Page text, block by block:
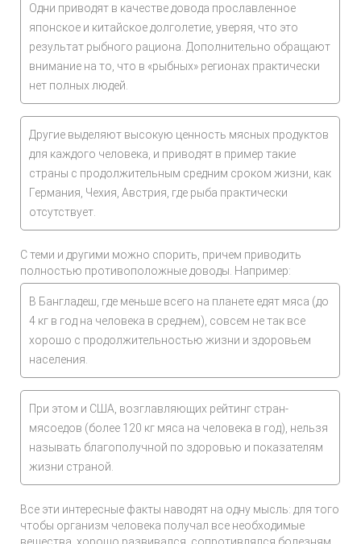
Одни приводят в качестве довода прославленное
японское и китайское долголетие, уверяя, что это
результат рыбного рациона. Дополнительно обращают
внимание на то, что в «рыбных» регионах практически
нет полных людей.
Другие выделяют высокую ценность мясных продуктов
для каждого человека, и приводят в пример такие
страны с продолжительным средним сроком жизни, как
Германия, Чехия, Австрия, где рыба практически
отсутствует.
С теми и другими можно спорить, причем приводить
полностью противоположные доводы. Например:
В Бангладеш, где меньше всего на планете едят мяса (до
4 кг в год на человека в среднем), совсем не так все
хорошо с продолжительностью жизни и здоровьем
населения.
При этом и США, возглавляющих рейтинг стран-
мясоедов (более 120 кг мяса на человека в год), нельзя
называть благополучной по здоровью и показателям
жизни страной.
Все эти интересные факты наводят на одну мысль: для того
чтобы организм человека получал все необходимые
вещества, хорошо развивался, сопротивлялся болезням,